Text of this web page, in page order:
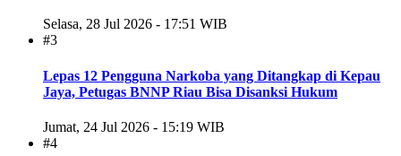
Selasa, 28 Jul 2026 - 17:51 WIB
#3
Lepas 12 Pengguna Narkoba yang Ditangkap di Kepau
Jaya, Petugas BNNP Riau Bisa Disanksi Hukum
Jumat, 24 Jul 2026 - 15:19 WIB
#4